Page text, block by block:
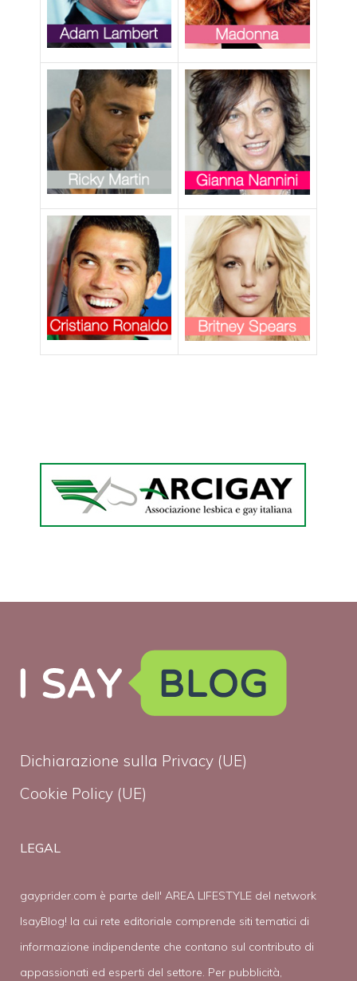
Dichiarazione sulla Privacy (UE)
Cookie Policy (UE)
LEGAL
gayprider.com è parte dell' AREA LIFESTYLE del network
IsayBlog! la cui rete editoriale comprende siti tematici di
informazione indipendente che contano sul contributo di
appassionati ed esperti del settore. Per pubblicità,